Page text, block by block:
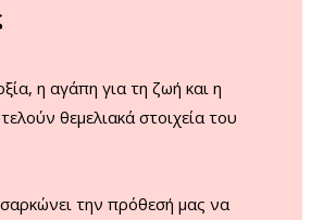
η αγάπη για τη ζωή και η
θεμελιακά στοιχεία του
την πρόθεσή μας να